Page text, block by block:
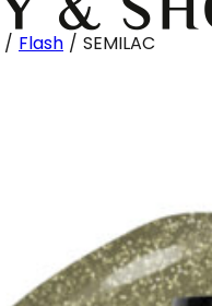
/ Flash / SEMILAC